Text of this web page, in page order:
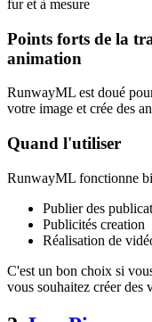
fur et à mesure
Points forts de la
animation
RunwayML est doué
votre image et crée des
Quand l'utiliser
RunwayML fonctionne
Publier des
Publicités creation
Réalisation de
C'est un bon choix si
vous souhaitez créer des